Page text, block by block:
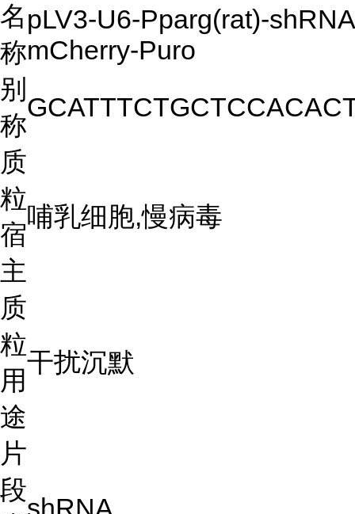
名
称
pLV3-U6-Pparg(rat)-
mCherry-Puro
别
称
质
粒
宿
主
哺乳细胞,慢病毒
质
粒
用
途
干扰沉默
片
段
shRNA